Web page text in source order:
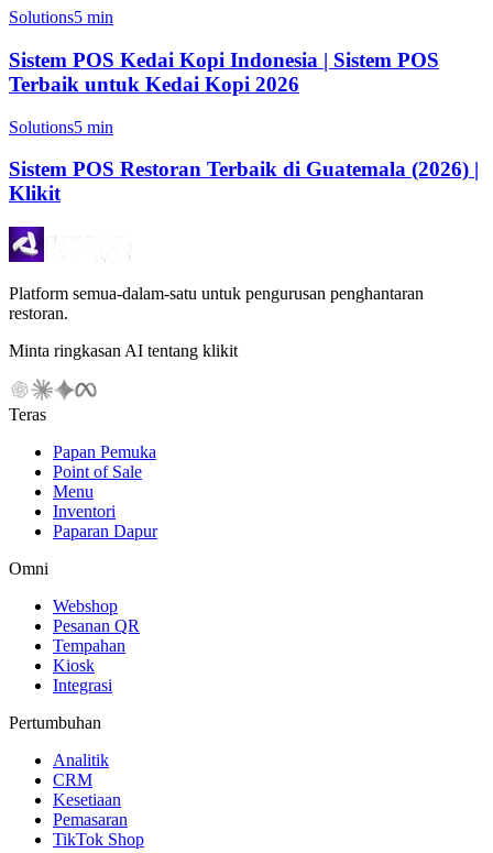
Solutions5 min
Sistem POS Kedai Kopi Indonesia | Sistem POS
Terbaik untuk Kedai Kopi 2026
Solutions5 min
Sistem POS Restoran Terbaik di Guatemala (2026) |
Klikit
Platform semua-dalam-satu untuk pengurusan penghantaran
restoran.
Minta ringkasan AI tentang klikit
Teras
Papan Pemuka
Point of Sale
Menu
Inventori
Paparan Dapur
Omni
Webshop
Pesanan QR
Tempahan
Kiosk
Integrasi
Pertumbuhan
Analitik
CRM
Kesetiaan
Pemasaran
TikTok Shop